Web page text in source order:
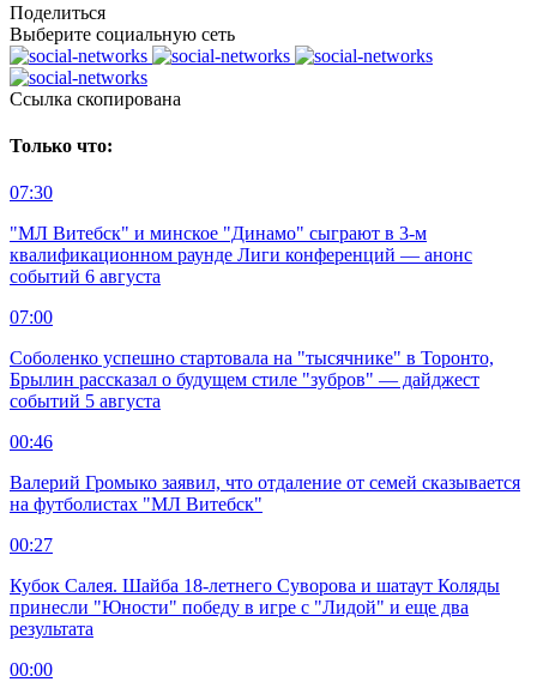
Поделиться
Выберите социальную сеть
Ccылка скопирована
Только что:
07:30
"МЛ Витебск" и минское "Динамо" сыграют в 3-м
квалификационном раунде Лиги конференций — анонс
событий 6 августа
07:00
Соболенко успешно стартовала на "тысячнике" в Торонто,
Брылин рассказал о будущем стиле "зубров" — дайджест
событий 5 августа
00:46
Валерий Громыко заявил, что отдаление от семей сказывается
на футболистах "МЛ Витебск"
00:27
Кубок Салея. Шайба 18-летнего Суворова и шатаут Коляды
принесли "Юности" победу в игре с "Лидой" и еще два
результата
00:00